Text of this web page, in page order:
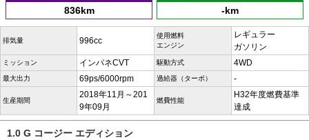
836km -km
排気量 996cc
使用燃料
エンジン
レギュラー
ガソリン
ミッション インパネCVT 駆動方式 4WD
最大出力 69ps/6000rpm 過給器（ターボ） -
生産期間
2018年11月～201
9年09月
燃費性能
H32年度燃費基準
達成
1.0 G コージー エディション